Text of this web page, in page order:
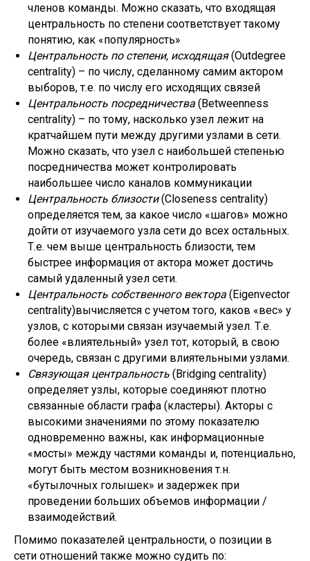
членов команды. Можно сказать, что входящая
центральность по степени соответствует такому
понятию, как «популярность»
Центральность по степени, исходящая(Outdegree
centrality) – по числу, сделанному самим актором
выборов, т.е. по числу его исходящих связей
Центральность посредничества (Betweenness
centrality) – по тому, насколько узел лежит на
кратчайшем пути между другими узлами в сети.
Можно сказать, что узел с наибольшей степенью
посредничества может контролировать
наибольшее число каналов коммуникации
Центральность близости(Closeness centrality)
определяется тем, за какое число «шагов» можно
дойти от изучаемого узла сети до всех остальных.
Т.е. чем выше центральность близости, тем
быстрее информация от актора может достичь
самый удаленный узел сети.
Центральность собственного вектора (Eigenvector
centrality)вычисляется с учетом того, каков «вес» у
узлов, с которыми связан изучаемый узел. Т.е.
более «влиятельный» узел тот, который, в свою
очередь, связан с другими влиятельными узлами.
Связующая центральность (Bridging centrality)
определяет узлы, которые соединяют плотно
связанные области графа (кластеры). Акторы с
высокими значениями по этому показателю
одновременно важны, как информационные
«мосты» между частями команды и, потенциально,
могут быть местом возникновения т.н.
«бутылочных голышек» и задержек при
проведении больших объемов информации /
взаимодействий.
Помимо показателей центральности, о позиции в
сети отношений также можно судить по: